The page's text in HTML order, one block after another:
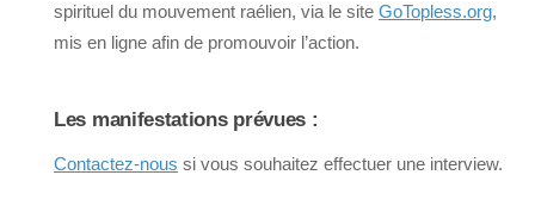
spirituel du mouvement raélien, via le site GoTopless.org,
mis en ligne afin de promouvoir l’action.
Les manifestations prévues :
Contactez-nous si vous souhaitez effectuer une interview.